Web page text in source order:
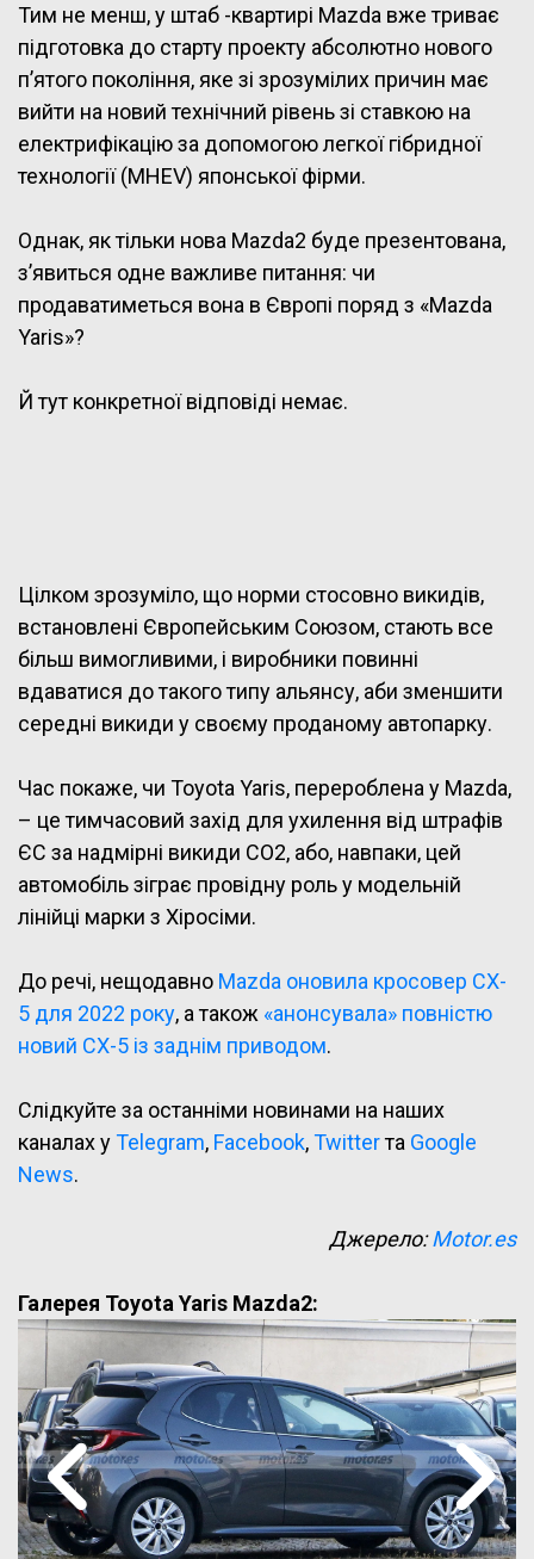
Тим не менш, у штаб -квартирі Mazda вже триває
підготовка до старту проекту абсолютно нового
п’ятого покоління, яке зі зрозумілих причин має
вийти на новий технічний рівень зі ставкою на
електрифікацію за допомогою легкої гібридної
технології (MHEV) японської фірми.
Однак, як тільки нова Mazda2 буде презентована,
з’явиться одне важливе питання: чи
продаватиметься вона в Європі поряд з «Mazda
Yaris»?
Й тут конкретної відповіді немає.
Цілком зрозуміло, що норми стосовно викидів,
встановлені Європейським Союзом, стають все
більш вимогливими, і виробники повинні
вдаватися до такого типу альянсу, аби зменшити
середні викиди у своєму проданому автопарку.
Час покаже, чи Toyota Yaris, перероблена у Mazda,
– це тимчасовий захід для ухилення від штрафів
ЄС за надмірні викиди СО2, або, навпаки, цей
автомобіль зіграє провідну роль у модельній
лінійці марки з Хіросіми.
До речі, нещодавно Mazda оновила кросовер CX-
5 для 2022 року, а також «анонсувала» повністю
новий CX-5 із заднім приводом.
Слідкуйте за останніми новинами на наших
каналах уTelegram, Facebook,Twitterта Google
News.
Джерело:Motor.es
Галерея Toyota Yaris Mazda2: